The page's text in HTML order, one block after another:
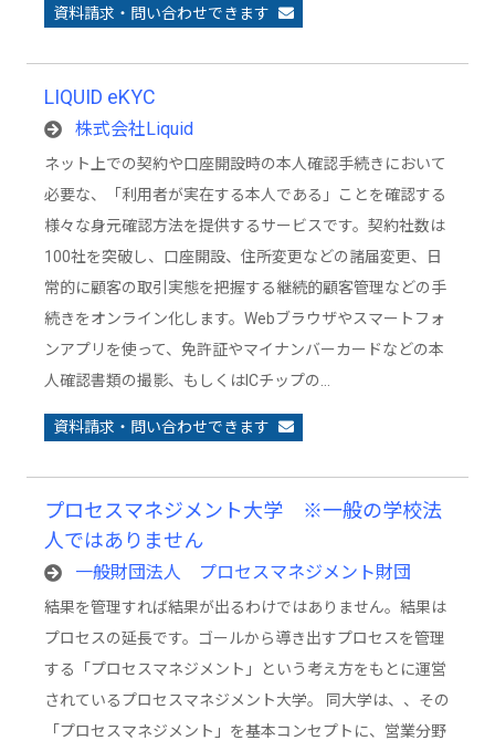
資料請求・問い合わせできます
LIQUID eKYC
株式会社Liquid
ネット上での契約や口座開設時の本人確認手続きにおいて
必要な、「利用者が実在する本人である」ことを確認する
様々な身元確認方法を提供するサービスです。契約社数は
100社を突破し、口座開設、住所変更などの諸届変更、日
常的に顧客の取引実態を把握する継続的顧客管理などの手
続きをオンライン化します。Webブラウザやスマートフォ
ンアプリを使って、免許証やマイナンバーカードなどの本
人確認書類の撮影、もしくはICチップの…
資料請求・問い合わせできます
プロセスマネジメント大学 ※一般の学校法
人ではありません
一般財団法人 プロセスマネジメント財団
結果を管理すれば結果が出るわけではありません。結果は
プロセスの延長です。ゴールから導き出すプロセスを管理
する「プロセスマネジメント」という考え方をもとに運営
されているプロセスマネジメント大学。 同大学は、、その
「プロセスマネジメント」を基本コンセプトに、営業分野